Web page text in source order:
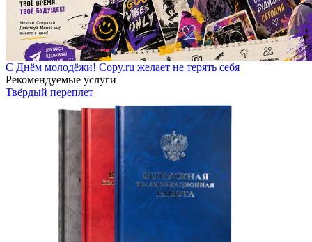
С Днём молодёжи! Copy.ru желает не терять себя
Рекомендуемые услуги
Твёрдый переплет